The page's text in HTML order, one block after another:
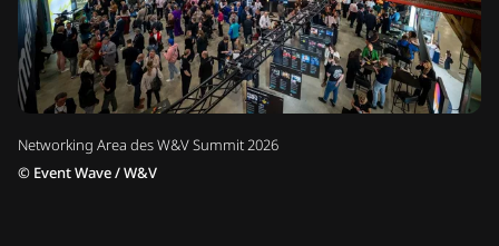
Networking Area des W&V Summit 2026
© Event Wave / W&V